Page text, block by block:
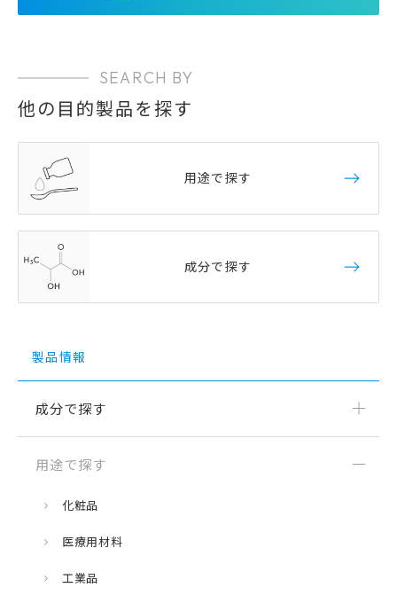
SEARCH BY
他の目的製品を探す
用途で探す
成分で探す
製品情報
成分で探す
用途で探す
化粧品
医療用材料
工業品